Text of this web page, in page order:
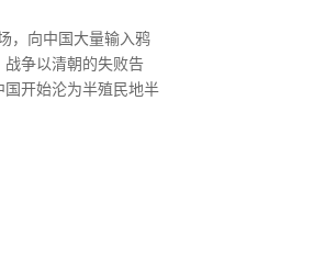
，向中国大量输入鸦
争以清朝的失败告
开始沦为半殖民地半